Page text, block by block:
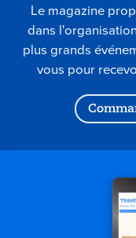
Le magazine
dans
plus grands
vous pour